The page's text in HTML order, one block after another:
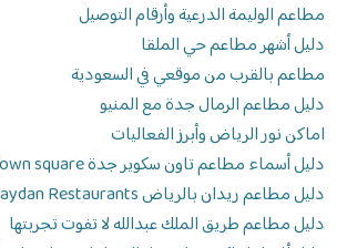
مطاعم الوليمة الدرعية وأرقام التوصيل
دليل أشهر مطاعم حي الملقا
مطاعم بالقرب من موقعي في السعودية
دليل مطاعم الرمال جدة مع المنيو
اماكن نور الرياض وأبرز الفعاليات
دليل أسماء مطاعم تاون سكوير جدة Town square
دليل مطاعم ريدان بالرياض Raydan Restaurants
دليل مطاعم طريق الملك عبدالله لا تفوت تجربتها